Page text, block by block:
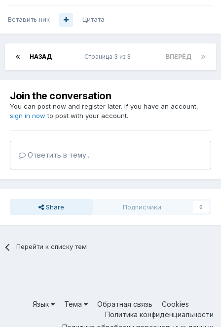
Вставить ник Цитата
НАЗАД ВПЕРЁД
Страница 3 из 3
Join the conversation
You can post now and register later. If you have an account,
sign in now to post with your account.
Ответить в тему...
Share Подписчики 0
Перейти к списку тем
Язык Тема Обратная связь
Cookies
Политика конфиденциальности